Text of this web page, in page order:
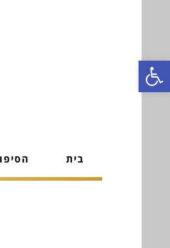
פתח סרגל נגישות
בית